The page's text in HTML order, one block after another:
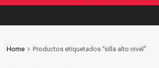
Home Productos etiquetados “silla alto nivel”